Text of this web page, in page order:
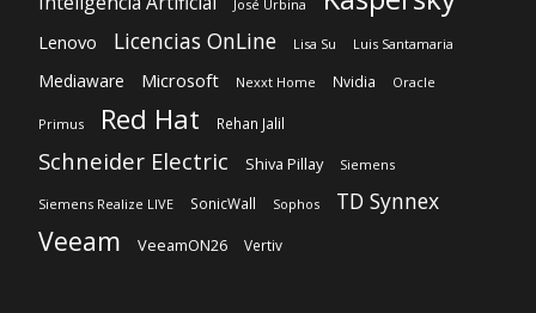
José Urbina
Lenovo Licencias OnLine Lisa Su Luis Santamaria
Mediaware Microsoft Nexxt Home Nvidia Oracle
Primus Red Hat Rehan Jalil
Schneider Electric Shiva Pillay Siemens
Siemens Realize LIVE SonicWall Sophos TD Synnex
Veeam VeeamON26 Vertiv